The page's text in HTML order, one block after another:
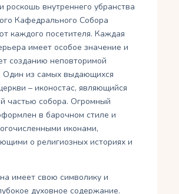
роскошь внутреннего убранства
Кафедрального Собора
каждого посетителя. Каждая
имеет особое значение и
созданию неповторимой
Один из самых выдающихся
– иконостас, являющийся
частью собора. Огромный
в барочном стиле и
иконами,
о религиозных историях и
имеет свою символику и
духовное содержание.